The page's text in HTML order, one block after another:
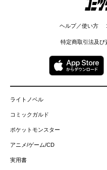
ヘルプ／使い方
特定商取引法及び
ライトノベル
コミックガルド
ポケットモンスター
アニメ/ゲーム/CD
実用書